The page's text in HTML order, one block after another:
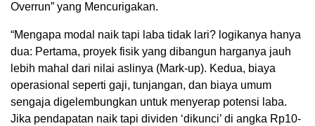
Overrun” yang Mencurigakan.
“Mengapa modal naik tapi laba tidak lari? logikanya hanya
dua: Pertama, proyek fisik yang dibangun harganya jauh
lebih mahal dari nilai aslinya (Mark-up). Kedua, biaya
operasional seperti gaji, tunjangan, dan biaya umum
sengaja digelembungkan untuk menyerap potensi laba.
Jika pendapatan naik tapi dividen ‘dikunci’ di angka Rp10-